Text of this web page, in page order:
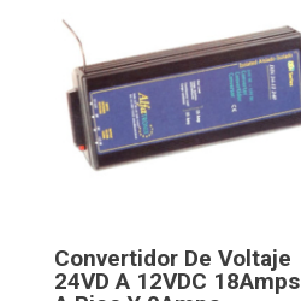
Convertidor De Voltaje
24VD A 12VDC 18Amps